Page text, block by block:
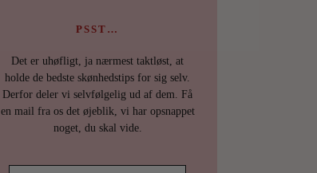
PSST…
Det er uhøfligt, ja nærmest taktløst, at
holde de bedste skønhedstips for sig selv.
Derfor deler vi selvfølgelig ud af dem. Få
en mail fra os det øjeblik, vi har opsnappet
noget, du skal vide.